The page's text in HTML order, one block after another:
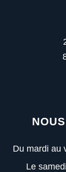
Du mardi au
Le